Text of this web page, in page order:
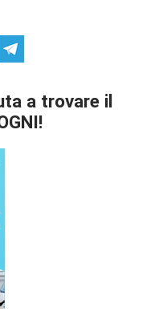
a trovare il